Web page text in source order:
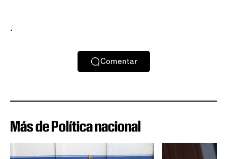
.
Comentar
Más de Política nacional